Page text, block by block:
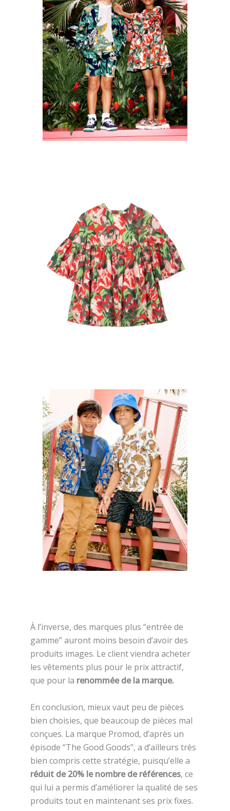
À l’inverse, des marques plus “entrée de
gamme” auront moins besoin d’avoir des
produits images. Le client viendra acheter
les vêtements plus pour le prix attractif,
que pour la renommée de la marque.
En conclusion, mieux vaut peu de pièces
bien choisies, que beaucoup de pièces mal
conçues. La marque Promod, d’après un
épisode “The Good Goods”, a d’ailleurs très
bien compris cette stratégie, puisqu’elle a
réduit de 20% le nombre de références, ce
qui lui a permis d’améliorer la qualité de ses
produits tout en maintenant ses prix fixes.